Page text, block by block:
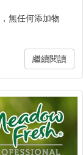
無任何添加物
繼續閱讀